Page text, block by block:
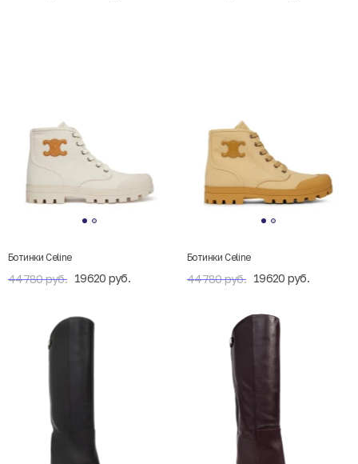
Ботинки Celine
44780 руб. 19620 руб.
Ботинки Celine
44780 руб. 19620 руб.